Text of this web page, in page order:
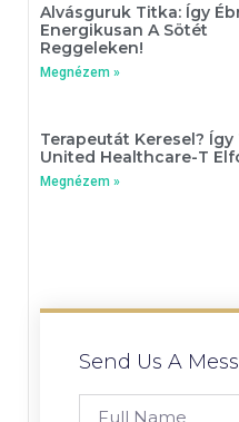
Alvásguruk Titka: Így
Energikusan A Sötét
Reggeleken!
Megnézem »
Terapeutát Keresel? Így
United Healthcare-T
Megnézem »
Send Us A